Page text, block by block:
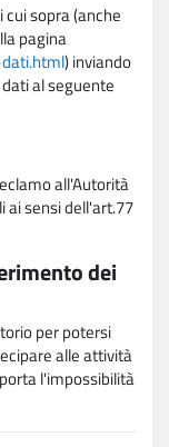
sopra (anche
pagina
) inviando
al seguente
all'Autorità
ai sensi dell'art.77
dei
per potersi
alle attività
l'impossibilità